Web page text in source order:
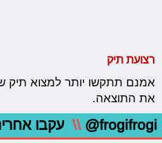
רצועת תיק
אמנם תתקשו יותר למצוא תיק
את התוצאה.
@frogifrogi
\\ עקבו